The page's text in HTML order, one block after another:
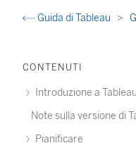
Guida di Tableau
CONTENUTI
Introduzione a
Note sulla versione di
Pianificare